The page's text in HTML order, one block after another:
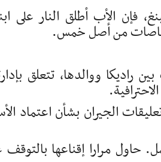
الأب أطلق النار على
راديكا ووالدها، تتعلق
الجيران بشأن اعتماد
حاول مرارا إقناعها